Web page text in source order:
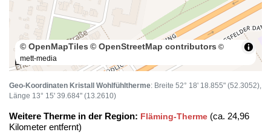
100 m
© OpenMapTiles © OpenStreetMap contributors ©
mett-media
Geo-Koordinaten Kristall Wohlfühltherme: Breite 52° 18' 18.855" (52.3052),
Länge 13° 15' 39.684" (13.2610)
Weitere Therme in der Region: Fläming-Therme (ca. 24,96
Kilometer entfernt)